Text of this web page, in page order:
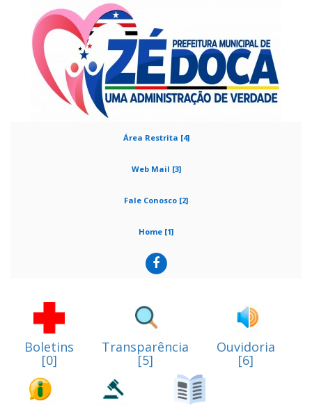
Área Restrita [4]
Web Mail [3]
Fale Conosco [2]
Home [1]
Boletins
[0]
Transparência
[5]
Ouvidoria
[6]